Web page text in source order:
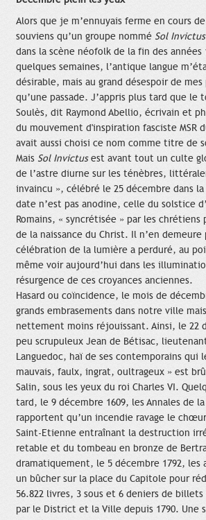
Alors que je m’ennuyais ferme en cours
souviens qu’un groupe nommé Sol Invictus
dans la scène néofolk de la fin des années
quelques semaines, l’antique langue
désirable, mais au grand désespoir de
qu’une passade. J’appris plus tard que le
Soulès, dit Raymond Abellio, écrivain et
du mouvement d'inspiration fasciste MSR
avait aussi choisi ce nom comme titre de
Mais Sol Invictusest avant tout un culte
de l’astre diurne sur les ténèbres,
invaincu », célébré le 25 décembre dans
date n’est pas anodine, celle du solstice
Romains, « syncrétisée » par les
de la naissance du Christ. Il n’en demeure
célébration de la lumière a perduré, au
même voir aujourd’hui dans les
résurgence de ces croyances anciennes.
Hasard ou coïncidence, le mois de
grands embrasements dans notre ville
nettement moins réjouissant. Ainsi, le 22
peu scrupuleux Jean de Bétisac,
Languedoc, haï de ses contemporains qui
mauvais, faulx, ingrat, oultrageux » est
Salin, sous les yeux du roi Charles VI.
tard, le 9 décembre 1609, les Annales de
rapportent qu’un incendie ravage le
Saint-Etienne entraînant la destruction
retable et du tombeau en bronze de
dramatiquement, le 5 décembre 1792,
un bûcher sur la place du Capitole pour
56.822 livres, 3 sous et 6 deniers de
par le District et la Ville depuis 1790. Une